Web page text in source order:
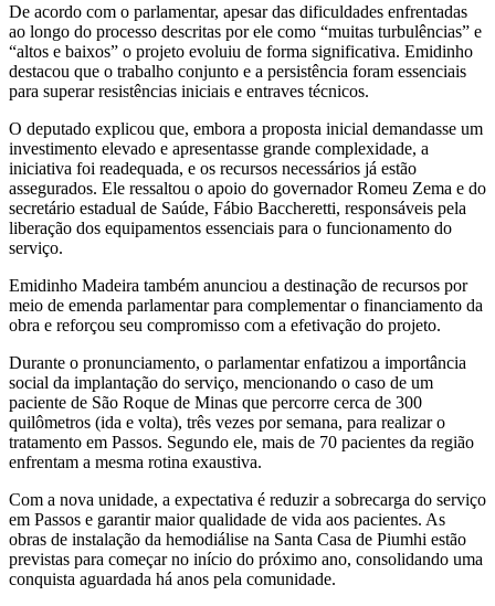
De acordo com o parlamentar, apesar das dificuldades enfrentadas
ao longo do processo descritas por ele como “muitas turbulências” e
“altos e baixos” o projeto evoluiu de forma significativa. Emidinho
destacou que o trabalho conjunto e a persistência foram essenciais
para superar resistências iniciais e entraves técnicos.
O deputado explicou que, embora a proposta inicial demandasse um
investimento elevado e apresentasse grande complexidade, a
iniciativa foi readequada, e os recursos necessários já estão
assegurados. Ele ressaltou o apoio do governador Romeu Zema e do
secretário estadual de Saúde, Fábio Baccheretti, responsáveis pela
liberação dos equipamentos essenciais para o funcionamento do
serviço.
Emidinho Madeira também anunciou a destinação de recursos por
meio de emenda parlamentar para complementar o financiamento da
obra e reforçou seu compromisso com a efetivação do projeto.
Durante o pronunciamento, o parlamentar enfatizou a importância
social da implantação do serviço, mencionando o caso de um
paciente de São Roque de Minas que percorre cerca de 300
quilômetros (ida e volta), três vezes por semana, para realizar o
tratamento em Passos. Segundo ele, mais de 70 pacientes da região
enfrentam a mesma rotina exaustiva.
Com a nova unidade, a expectativa é reduzir a sobrecarga do serviço
em Passos e garantir maior qualidade de vida aos pacientes. As
obras de instalação da hemodiálise na Santa Casa de Piumhi estão
previstas para começar no início do próximo ano, consolidando uma
conquista aguardada há anos pela comunidade.